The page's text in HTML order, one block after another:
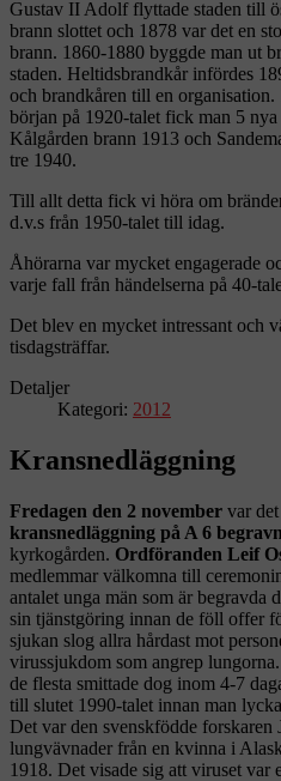
Gustav II Adolf flyttade staden till
brann slottet och 1878 var det en
brann. 1860-1880 byggde man ut
staden. Heltidsbrandkår infördes
och brandkåren till en
början på 1920-talet fick man 5
Kålgården brann 1913 och
tre 1940.
Till allt detta fick vi höra om
d.v.s från 1950-talet till idag.
Åhörarna var mycket engagerade
varje fall från händelserna på 40-
Det blev en mycket intressant och
tisdagsträffar.
Detaljer
Kategori: 2012
Kransnedläggning
Fredagen den 2 november var
kransnedläggning på A 6
kyrkogården. Ordföranden Leif
medlemmar välkomna till
antalet unga män som är begravda
sin tjänstgöring innan de föll offer
sjukan slog allra hårdast mot
virussjukdom som angrep
de flesta smittade dog inom 4-7
till slutet 1990-talet innan man
Det var den svenskfödde
lungvävnader från en kvinna i
1918. Det visade sig att viruset var